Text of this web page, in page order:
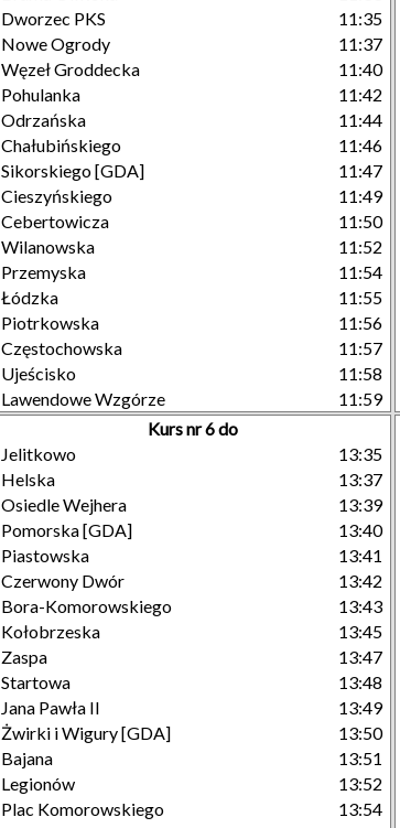
Dworzec PKS
11:35
Nowe Ogrody
11:37
Węzeł Groddecka
11:40
Pohulanka
11:42
Odrzańska
11:44
Chałubińskiego
11:46
Sikorskiego [GDA]
11:47
Cieszyńskiego
11:49
Cebertowicza
11:50
Wilanowska
11:52
Przemyska
11:54
Łódzka
11:55
Piotrkowska
11:56
Częstochowska
11:57
Ujeścisko
11:58
Lawendowe Wzgórze
11:59
Kurs nr 6 do
Jelitkowo
13:35
Helska
13:37
Osiedle Wejhera
13:39
Pomorska [GDA]
13:40
Piastowska
13:41
Czerwony Dwór
13:42
Bora-Komorowskiego
13:43
Kołobrzeska
13:45
Zaspa
13:47
Startowa
13:48
Jana Pawła II
13:49
Żwirki i Wigury [GDA]
13:50
Bajana
13:51
Legionów
13:52
Plac Komorowskiego
13:54